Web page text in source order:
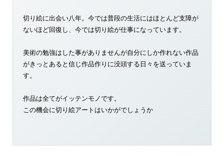
切り絵に出会い八年。今では普段の生活にはほとんど支障が
ないほど回復し、今では切り絵が仕事になっています。
美術の勉強はした事がありませんが自分にしか作れない作品
がきっとあると信じ作品作りに没頭する日々を送っていま
す。
作品は全てがイッテンモノです。
この機会に切り絵アートはいかがでしょうか